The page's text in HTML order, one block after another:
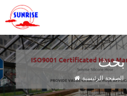
بحث
الصفحة الرئيسية